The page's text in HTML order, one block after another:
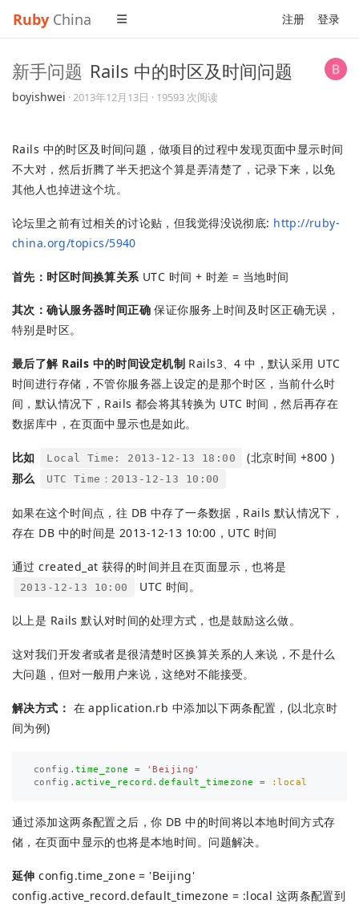
Ruby China 注册 登录
新手问题 Rails 中的时区及时间问题
boyishwei ·2013年12月13日 · 19593 次阅读
Rails 中的时区及时间问题，做项目的过程中发现页面中显示时间
不大对，然后折腾了半天把这个算是弄清楚了，记录下来，以免
其他人也掉进这个坑。
论坛里之前有过相关的讨论贴，但我觉得没说彻底: http://ruby-
china.org/topics/5940
首先：时区时间换算关系 UTC 时间 + 时差 = 当地时间
其次：确认服务器时间正确 保证你服务上时间及时区正确无误，
特别是时区。
最后了解 Rails 中的时间设定机制Rails3、4 中，默认采用 UTC
时间进行存储，不管你服务器上设定的是那个时区，当前什么时
间，默认情况下，Rails 都会将其转换为 UTC 时间，然后再存在
数据库中，在页面中显示也是如此。
比如 Local Time: 2013-12-13 18:00
(北京时间 +800 )
那么
UTC Time：2013-12-13 10:00
如果在这个时间点，往 DB 中存了一条数据，Rails 默认情况下，
存在 DB 中的时间是 2013-12-13 10:00，UTC 时间
通过 created_at 获得的时间并且在页面显示，也将是
2013-12-13 10:00 UTC 时间。
以上是 Rails 默认对时间的处理方式，也是鼓励这么做。
这对我们开发者或者是很清楚时区换算关系的人来说，不是什么
大问题，但对一般用户来说，这绝对不能接受。
解决方式： 在 application.rb 中添加以下两条配置，(以北京时
间为例)
config . time_zone =
'Beijing'
config . active_record . default_timezone = :local
通过添加这两条配置之后，你 DB 中的时间将以本地时间方式存
储，在页面中显示的也将是本地时间。问题解决。
延伸 config.time_zone = 'Beijing'
config.active_record.default_timezone = :local 这两条配置到